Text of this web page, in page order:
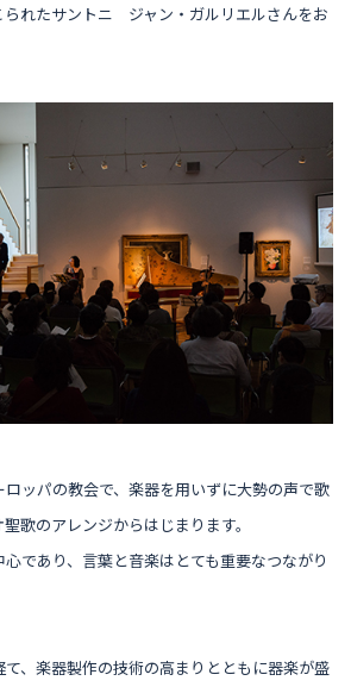
られたサントニ ジャン・ガルリエルさんをお
ロッパの教会で、楽器を用いずに大勢の声で歌
歌のアレンジからはじまります。
であり、言葉と音楽はとても重要なつながり
て、楽器製作の技術の高まりとともに器楽が盛